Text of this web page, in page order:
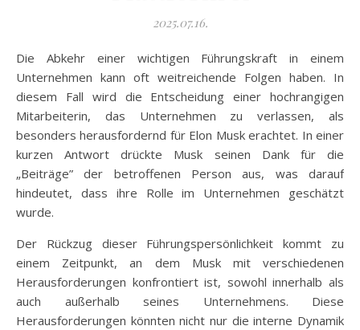
2025.07.16.
Die Abkehr einer wichtigen Führungskraft in einem
Unternehmen kann oft weitreichende Folgen haben. In
diesem Fall wird die Entscheidung einer hochrangigen
Mitarbeiterin, das Unternehmen zu verlassen, als
besonders herausfordernd für Elon Musk erachtet. In einer
kurzen Antwort drückte Musk seinen Dank für die
„Beiträge” der betroffenen Person aus, was darauf
hindeutet, dass ihre Rolle im Unternehmen geschätzt
wurde.
Der Rückzug dieser Führungspersönlichkeit kommt zu
einem Zeitpunkt, an dem Musk mit verschiedenen
Herausforderungen konfrontiert ist, sowohl innerhalb als
auch außerhalb seines Unternehmens. Diese
Herausforderungen könnten nicht nur die interne Dynamik